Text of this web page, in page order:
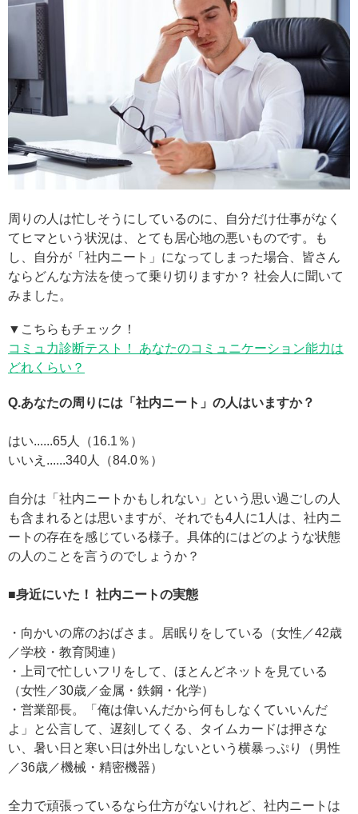
周りの人は忙しそうにしているのに、自分だけ仕事がなく
てヒマという状況は、とても居心地の悪いものです。も
し、自分が「社内ニート」になってしまった場合、皆さん
ならどんな方法を使って乗り切りますか？ 社会人に聞いて
みました。
▼こちらもチェック！
コミュ力診断テスト！ あなたのコミュニケーション能力は
どれくらい？
Q.あなたの周りには「社内ニート」の人はいますか？
はい......65人（16.1％）
いいえ......340人（84.0％）
自分は「社内ニートかもしれない」という思い過ごしの人
も含まれるとは思いますが、それでも4人に1人は、社内ニ
ートの存在を感じている様子。具体的にはどのような状態
の人のことを言うのでしょうか？
■身近にいた！ 社内ニートの実態
・向かいの席のおばさま。居眠りをしている（女性／42歳
／学校・教育関連）
・上司で忙しいフリをして、ほとんどネットを見ている
（女性／30歳／金属・鉄鋼・化学）
・営業部長。「俺は偉いんだから何もしなくていいんだ
よ」と公言して、遅刻してくる、タイムカードは押さな
い、暑い日と寒い日は外出しないという横暴っぷり（男性
／36歳／機械・精密機器）
全力で頑張っているなら仕方がないけれど、社内ニートは